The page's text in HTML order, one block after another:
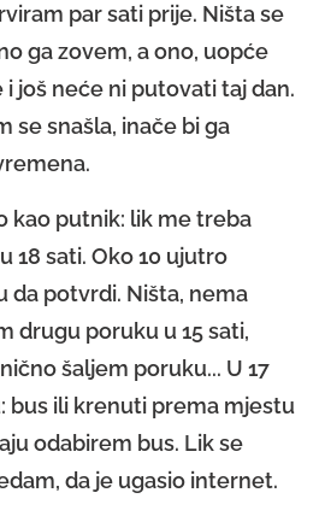
par sati prije. Ništa se
ga zovem, a ono, uopće
još neće ni putovati taj dan.
se snašla, inače bi ga
kao putnik: lik me treba
18 sati. Oko 10 ujutro
da potvrdi. Ništa, nema
drugu poruku u 15 sati,
šaljem poruku... U 17
bus ili krenuti prema mjestu
odabirem bus. Lik se
da je ugasio internet.